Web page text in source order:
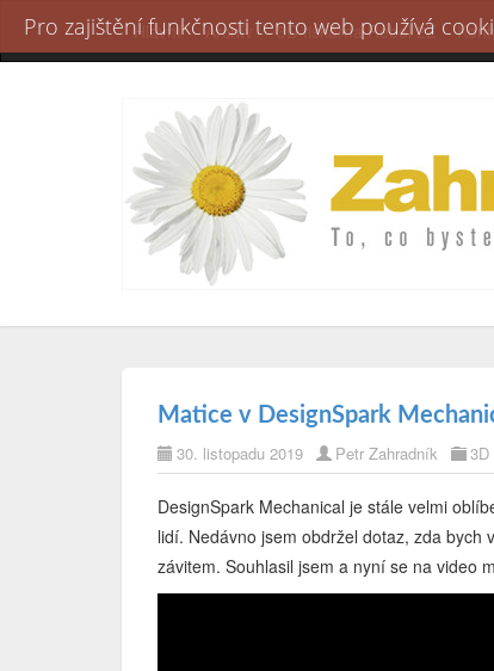
Hlavní Archív 3D tiskárna Rebel 2Z
Matice v DesignSpark
30. listopadu 2019 Petr Zahradník 3D
DesignSpark Mechanical je stále velmi
lidí. Nedávno jsem obdržel dotaz, zda
závitem. Souhlasil jsem a nyní se na video
Pro zajištění funkčnosti tento web používá